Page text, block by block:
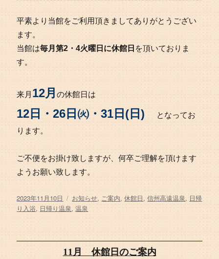
平素より当館をご利用頂きましてありがとうござい
ます。
当館は毎月第2・4火曜日に休館日 を頂いておりま
す。
来月12月の休館日は
12日・26日㈫・31日(日)
となってお
ります。
ご不便をお掛け致しますが、何卒ご理解を頂けます
ようお願い致します。
投
稿
日:
2023年11月10日
タ
グ
お知らせ, ご案内,休館日,信州高遠温泉, 日帰
り入浴, 日帰り温泉,温泉
11月 休館日のご案内